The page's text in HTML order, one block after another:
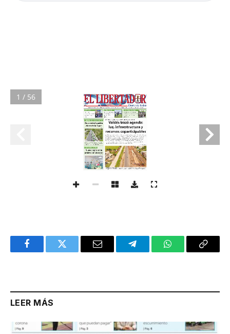
1 / 56
FacebookTwitter Email TelegramWhatsAppCopy
LEER MÁS